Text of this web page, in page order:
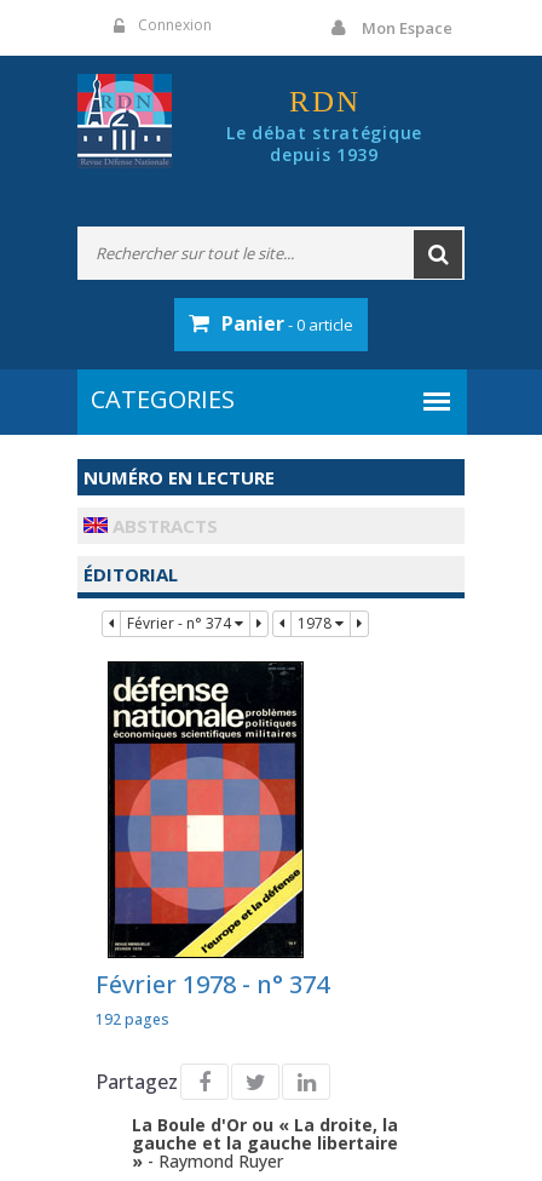
Connexion Mon Espace
RDN
Le débat stratégique
depuis 1939
Panier- 0 article
NUMÉRO EN LECTURE
ABSTRACTS
ÉDITORIAL
Février - n° 374 1978
Février 1978 - n° 374
192 pages
Partagez
La Boule d'Or ou « La droite, la
gauche et la gauche libertaire
» - Raymond Ruyer